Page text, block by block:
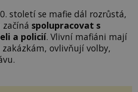
století se mafie dál rozrůstá,
spolupracovat s
a policií. Vlivní mafiáni mají
ovlivňují volby,